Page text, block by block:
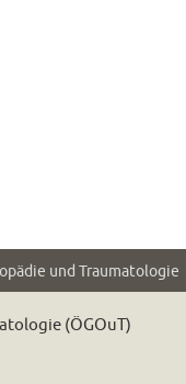
und Traumatologie
(ÖGOuT)